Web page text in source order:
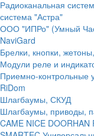
Радиоканальная
система "Астра"
ООО "ИПРо" (Умный
NaviGard
Брелки, кнопки,
Модули реле и
Приемно-контрольные
RiDom
Шлагбаумы, СКУД
Шлагбаумы, приводы,
CAME NICE DOORHAN